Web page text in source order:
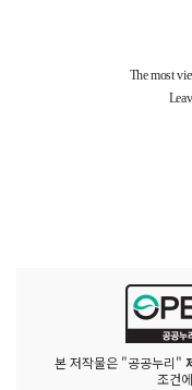
본 저작물은 "공공누리"
조건